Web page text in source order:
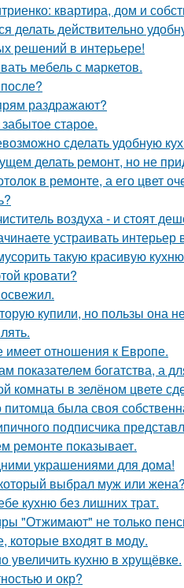
квартира, дом и
делать действительно
решений в интерьере!
мебель с маркетов.
раздражают?
старое.
сделать удобную
делать ремонт, но не
в ремонте, а его цвет
воздуха - и стоят
устраивать интерьер
такую красивую
кровати?
купили, но пользы она
имеет отношения к Европе.
показателем богатства, а
комнаты в зелёном цвете
была своя
подписчика
ремонте показывает.
украшениями для дома!
выбрал муж или жена?
кухню без лишних трат.
"Отжимают" не только
которые входят в моду.
увеличить кухню в хрущёвке.
и окр?